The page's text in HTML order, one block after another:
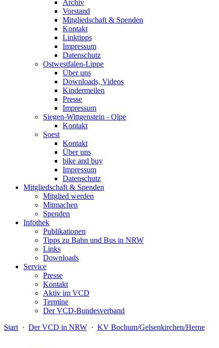
Archiv
Vorstand
Mitgliedschaft & Spenden
Kontakt
Linktipps
Impressum
Datenschutz
Ostwestfalen-Lippe
Über uns
Downloads, Videos
Kindermeilen
Presse
Impressum
Siegen-Wittgenstein - Olpe
Kontakt
Soest
Kontakt
Über uns
bike and buy
Impressum
Datenschutz
Mitgliedschaft & Spenden
Mitglied werden
Mitmachen
Spenden
Infothek
Publikationen
Tipps zu Bahn und Bus in NRW
Links
Downloads
Service
Presse
Kontakt
Aktiv im VCD
Termine
Der VCD-Bundesverband
Start · Der VCD in NRW · KV Bochum/Gelsenkirchen/Herne